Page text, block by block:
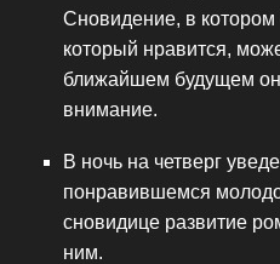
Сновидение, в
который нравится,
ближайшем будущем он
внимание.
В ночь на четверг
понравившемся
сновидице развитие
ним.